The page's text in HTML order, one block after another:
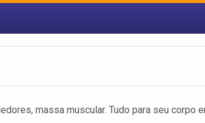
massa muscular. Tudo para seu corpo